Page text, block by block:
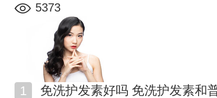
5373
免洗​护发素好吗 免洗护发素和